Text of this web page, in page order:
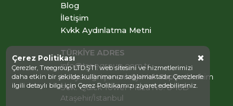
Blog
İletişim
Kvkk Aydınlatma Metni
TÜRKİYE ADRES
info@treegroup.com.tr
Kozyatağı Içerenköy Mah Topçu Ibrahim
Sok. Quick Tower Plaza No: 8-10D
Ataşehir/İstanbul
Çerez Politikası
Çerezler, Treegroup LTD.ŞTİ. web sitesini ve hizmetlerimizi
daha etkin bir şekilde kullanmanızı sağlamaktadır. Çerezlerle
ilgili detaylı bilgi için Çerez Politikamızıziyaret edebilirsiniz.